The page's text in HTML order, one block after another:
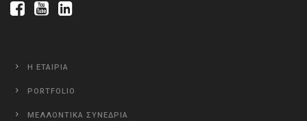
Η ΕΤΑΙΡΙΑ
PORTFOLIO
ΜΕΛΛΟΝΤΙΚΑ ΣΥΝΕΔΡΙΑ